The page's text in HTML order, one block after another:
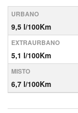
URBANO
9,5 l/100Km
EXTRAURBANO
5,1 l/100Km
MISTO
6,7 l/100Km